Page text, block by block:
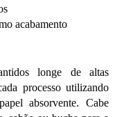
acabamento
longe de altas
processo utilizando
absorvente. Cabe